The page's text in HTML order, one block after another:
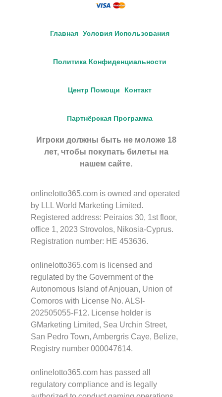
Главная Условия Использования
Политика Конфиденциальности
Центр Помощи Контакт
Партнёрская Программа
Игроки должны быть не моложе 18
лет, чтобы покупать билеты на
нашем сайте.
onlinelotto365.com is owned and operated
by LLL World Marketing Limited.
Registered address: Peiraios 30, 1st floor,
office 1, 2023 Strovolos, Nikosia-Cyprus.
Registration number: HE 453636.
onlinelotto365.com is licensed and
regulated by the Government of the
Autonomous Island of Anjouan, Union of
Comoros with License No. ALSI-
202505055-F12. License holder is
GMarketing Limited, Sea Urchin Street,
San Pedro Town, Ambergris Caye, Belize,
Registry number 000047614.
onlinelotto365.com has passed all
regulatory compliance and is legally